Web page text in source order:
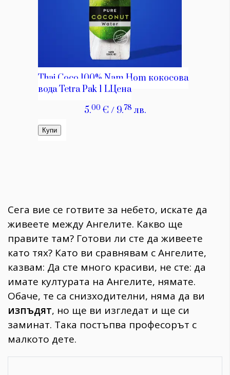
Сега вие се готвите за небето, искате да
живеете между Ангелите. Какво ще
правите там? Готови ли сте да живеете
като тях? Като ви сравнявам с Ангелите,
казвам: Да сте много красиви, не сте: да
имате културата на Ангелите, нямате.
Обаче, те са снизходителни, няма да ви
изпъдят, но ще ви изгледат и ще си
заминат. Така постъпва професорът с
малкото дете.